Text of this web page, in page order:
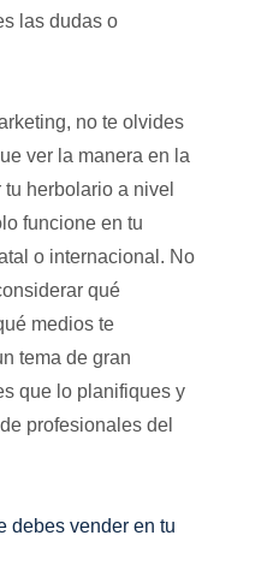
las dudas o
no te olvides
ver la manera en la
herbolario a nivel
funcione en tu
o internacional. No
qué
medios te
tema de gran
que lo planifiques y
profesionales del
debes vender en tu